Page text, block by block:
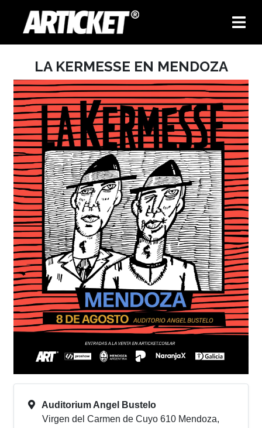
LA KERMESSE EN MENDOZA
Auditorium Angel Bustelo
Virgen del Carmen de Cuyo 610 Mendoza,